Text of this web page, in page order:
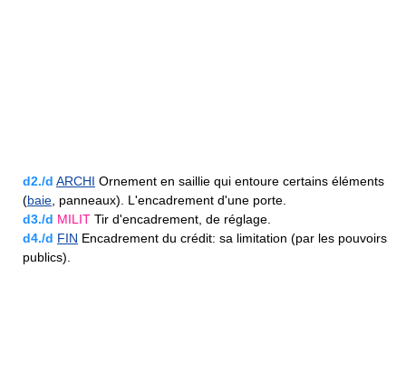
d2./d ARCHI Ornement en saillie qui entoure certains éléments
(baie , panneaux). L'encadrement d'une porte.
d3./d MILIT Tir d'encadrement, de réglage.
d4./d FIN Encadrement du crédit: sa limitation (par les pouvoirs
publics).